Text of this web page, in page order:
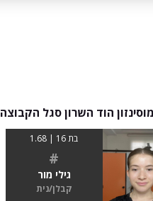
הוד השרון סגל הקבוצה
בת 16 | 1.68
#
גילי מור
קבלן/נית